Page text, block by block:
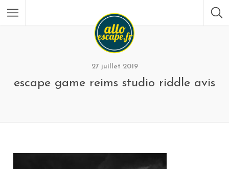
27 juillet 2019
escape game reims studio riddle avis